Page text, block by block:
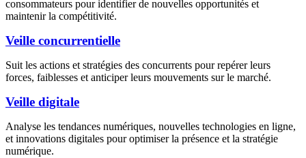
consommateurs pour identifier de nouvelles opportunités et
maintenir la compétitivité.
Veille concurrentielle
Suit les actions et stratégies des concurrents pour repérer leurs
forces, faiblesses et anticiper leurs mouvements sur le marché.
Veille digitale
Analyse les tendances numériques, nouvelles technologies en ligne,
et innovations digitales pour optimiser la présence et la stratégie
numérique.